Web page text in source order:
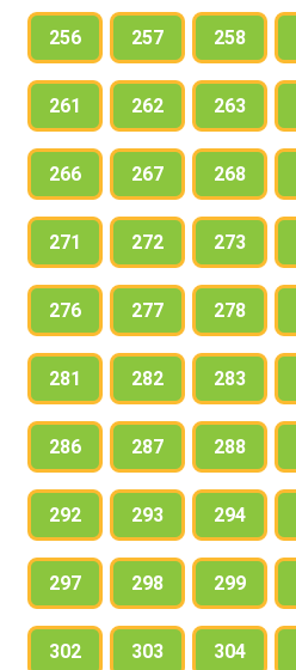
256 257 258
261 262 263
266 267 268
271 272 273
276 277 278
281 282 283
286 287 288
292 293 294
297 298 299
302 303 304